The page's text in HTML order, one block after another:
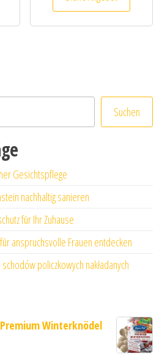
Suchen
Gesichtspflege
nachhaltig sanieren
für Ihr Zuhause
anspruchsvolle Frauen entdecken
policzkowych nakładanych
Winterknödel